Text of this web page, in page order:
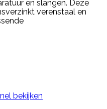
en slangen. Deze
verenstaal en
bekijken